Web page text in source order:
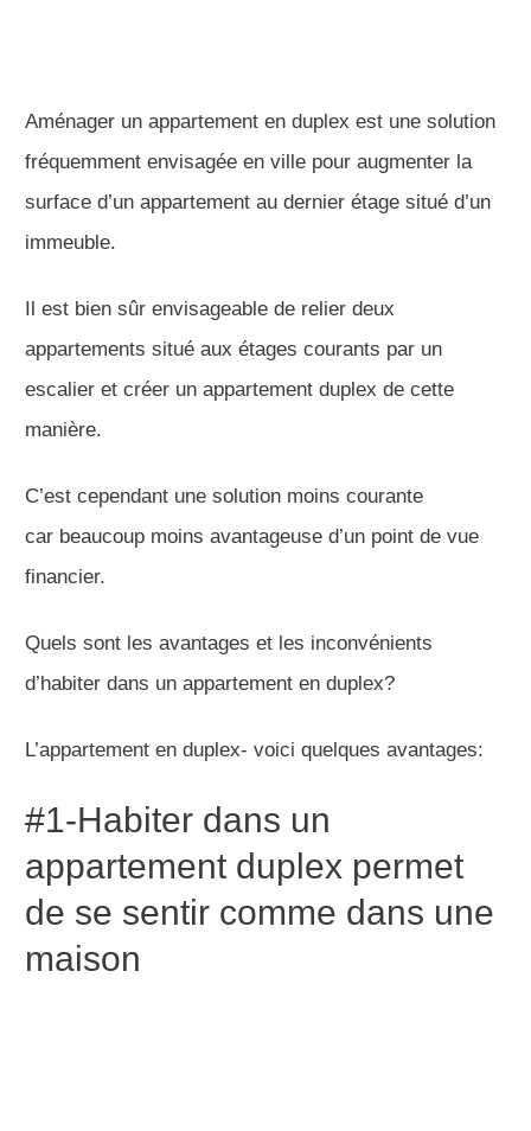
Aménager un appartement en duplex est une solution
fréquemment envisagée en ville pour augmenter la
surface d’un appartement au dernier étage situé d’un
immeuble.
Il est bien sûr envisageable de relier deux
appartements situé aux étages courants par un
escalier et créer un appartement duplex de cette
manière.
C’est cependant une solution moins courante
car beaucoup moins avantageuse d’un point de vue
financier.
Quels sont les avantages et les inconvénients
d’habiter dans un appartement en duplex?
L’appartement en duplex- voici quelques avantages:
#1-Habiter dans un
appartement duplex permet
de se sentir comme dans une
maison